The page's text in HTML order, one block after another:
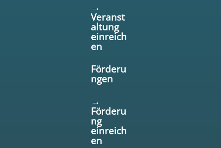
→
Veranst
altung
einreich
en
Förderu
ngen
→
Förderu
ng
einreich
en